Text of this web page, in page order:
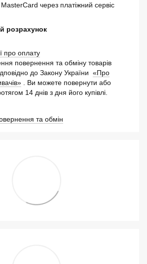
через платіжний сервіс
розрахунок
про оплату
повернення та обміну товарів
до Закону України «Про
. Ви можете повернути або
14 днів з дня його купівлі.
та обмін